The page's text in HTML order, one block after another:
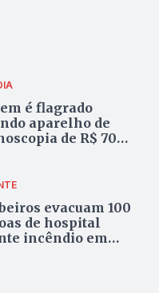
é flagrado
aparelho de
de R$ 70
evacuam 100
de hospital
incêndio em